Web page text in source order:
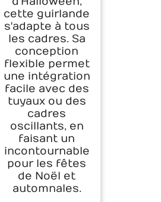
cette guirlande
s'adapte à tous
les cadres. Sa
conception
flexible permet
une intégration
facile avec des
tuyaux ou des
cadres
oscillants, en
faisant un
incontournable
pour les fêtes
de Noël et
automnales.